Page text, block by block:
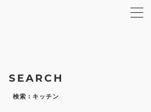
SEARCH
検索 : キッチン